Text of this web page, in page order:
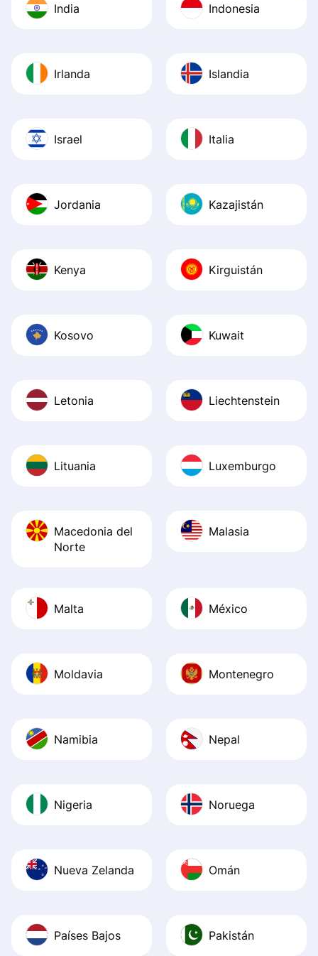
India Indonesia
Irlanda Islandia
Israel Italia
Jordania Kazajistán
Kenya Kirguistán
Kosovo Kuwait
Letonia Liechtenstein
Lituania Luxemburgo
Macedonia del
Norte
Malasia
Malta México
Moldavia Montenegro
Namibia Nepal
Nigeria Noruega
Nueva Zelanda Omán
Países Bajos Pakistán